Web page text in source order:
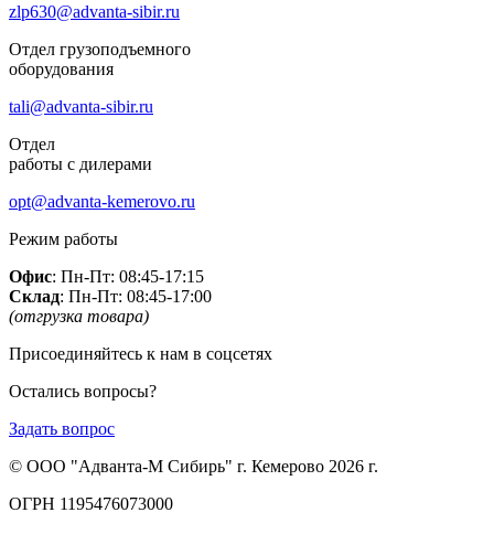
zlp630@advanta-sibir.ru
Отдел грузоподъемного
оборудования
tali@advanta-sibir.ru
Отдел
работы с дилерами
opt@advanta-kemerovo.ru
Режим работы
Офис: Пн-Пт: 08:45-17:15
Склад: Пн-Пт: 08:45-17:00
(отгрузка товара)
Присоединяйтесь к нам в соцсетях
Остались вопросы?
Задать вопрос
© ООО "Адванта-М Сибирь" г. Кемерово 2026 г.
ОГРН 1195476073000